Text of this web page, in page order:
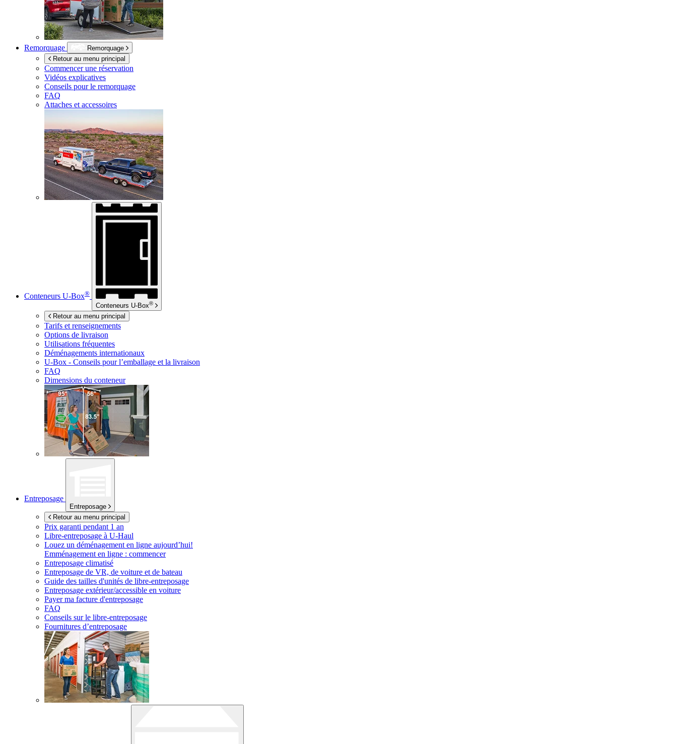
Remorquage
Remorquage
Retour au menu principal
Commencer une réservation
Vidéos explicatives
Conseils pour le remorquage
FAQ
Attaches et accessoires
Conteneurs U-Box®
Conteneurs U-Box®
Retour au menu principal
Tarifs et renseignements
Options de livraison
Utilisations fréquentes
Déménagements internationaux
U-Box - Conseils pour l’emballage et la livraison
FAQ
Dimensions du conteneur
Entreposage
Entreposage
Retour au menu principal
Prix garanti pendant 1 an
Libre-entreposage à U-Haul
Louez un déménagement en ligne aujourd’hui!
Emménagement en ligne : commencer
Entreposage climatisé
Entreposage de VR, de voiture et de bateau
Guide des tailles d'unités de libre-entreposage
Entreposage extérieur/accessible en voiture
Payer ma facture d'entreposage
FAQ
Conseils sur le libre-entreposage
Fournitures d’entreposage